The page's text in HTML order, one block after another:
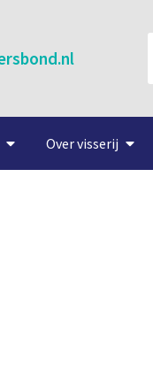
Over visserij